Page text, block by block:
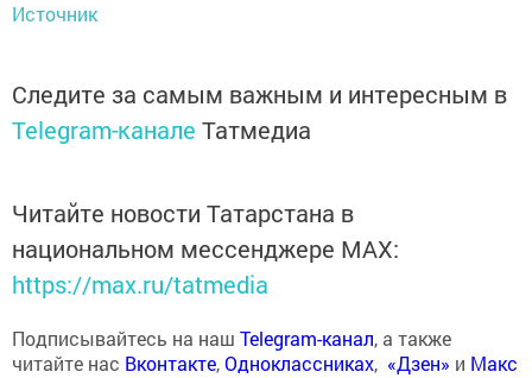
Источник
Следите за самым важным и интересным в
Telegram-канале Татмедиа
Читайте новости Татарстана в
национальном мессенджере MАХ:
https://max.ru/tatmedia
Подписывайтесь на наш Telegram-канал, а также
читайте нас Вконтакте,Одноклассниках, «Дзен» и Макс